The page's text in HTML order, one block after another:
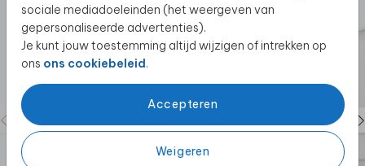
sociale mediadoeleinden (het weergeven van
gepersonaliseerde advertenties).
Je kunt jouw toestemming altijd wijzigen of intrekken op
ons ons cookiebeleid.
Accepteren
Weigeren